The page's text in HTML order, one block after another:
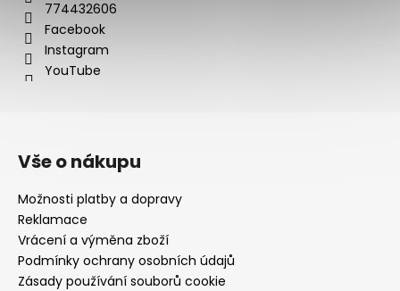
774432606
Facebook
Instagram
YouTube
Vše o nákupu
Možnosti platby a dopravy
Reklamace
Vrácení a výměna zboží
Podmínky ochrany osobních údajů
Zásady používání souborů cookie